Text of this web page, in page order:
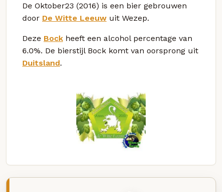
De Oktober23 (2016) is een bier gebrouwen
door De Witte Leeuw uit Wezep.
Deze Bock heeft een alcohol percentage van
6.0%. De bierstijl Bock komt van oorsprong uit
Duitsland.